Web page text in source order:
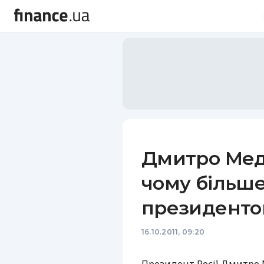
Дмитро
чому
16.10.2011, 09:20